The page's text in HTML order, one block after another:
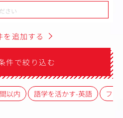
を追加する
件で絞り込む
以内 語学を活かす-英語 フレ